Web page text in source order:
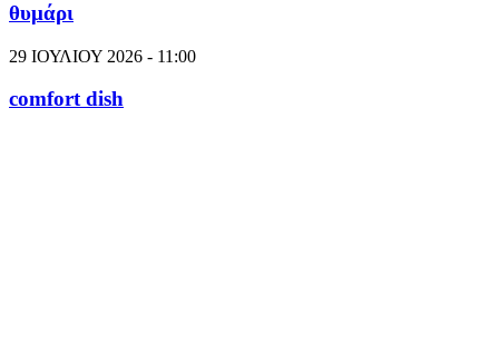
θυμάρι
29 ΙΟΥΛΙΟΥ 2026 - 11:00
comfort dish